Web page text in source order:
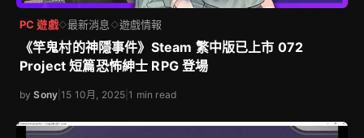
PC 遊戲◇最新消息 ◇遊戲情報
《竿鬼村的神隱事件》Steam 繁中版已上市 072
Project 短篇恐怖紳士 RPG 登場
bySony |15 10月, 2025 |1 min read